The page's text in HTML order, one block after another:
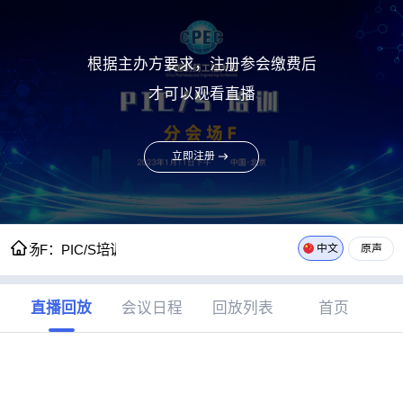
根据主办方要求，注册参会缴费后
才可以观看直播
立即注册

分会场F：PIC/S培训 中文 原声
直播回放 会议日程 回放列表 首页